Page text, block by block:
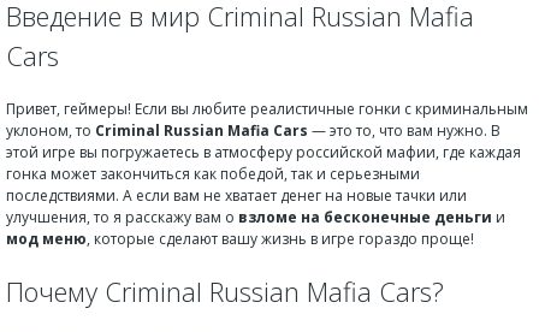
Введение в мир Criminal Russian Mafia
Cars
Привет, геймеры! Если вы любите реалистичные гонки с криминальным
уклоном, то Criminal Russian Mafia Cars — это то, что вам нужно. В
этой игре вы погружаетесь в атмосферу российской мафии, где каждая
гонка может закончиться как победой, так и серьезными
последствиями. А если вам не хватает денег на новые тачки или
улучшения, то я расскажу вам о взломе на бесконечные деньги и
мод меню, которые сделают вашу жизнь в игре гораздо проще!
Почему Criminal Russian Mafia Cars?